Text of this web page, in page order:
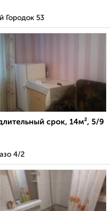
Городок 53
срок, 14м², 5/9
4/2